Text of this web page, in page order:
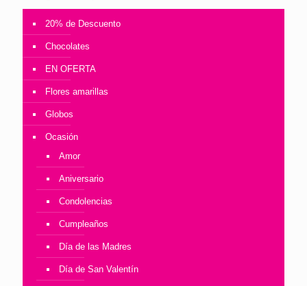
20% de Descuento
Chocolates
EN OFERTA
Flores amarillas
Globos
Ocasión
Amor
Aniversario
Condolencias
Cumpleaños
Día de las Madres
Día de San Valentín